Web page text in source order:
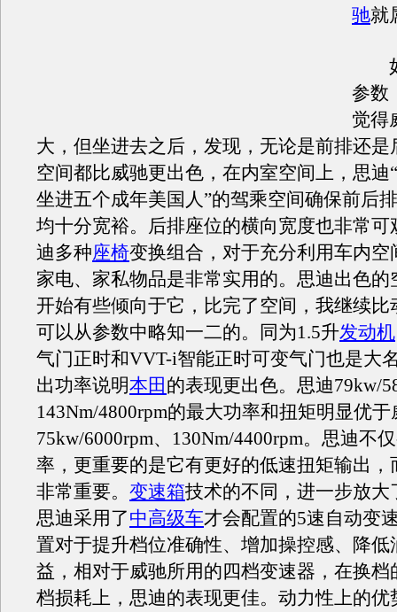
驰就
如
参数
觉得
大，但坐进去之后，发现，无论是前排还是
空间都比威驰更出色，在内室空间上，思迪
坐进五个成年美国人”的驾乘空间确保前后
均十分宽裕。后排座位的横向宽度也非常可
迪多种座椅变换组合，对于充分利用车内空
家电、家私物品是非常实用的。思迪出色的
开始有些倾向于它，比完了空间，我继续比
可以从参数中略知一二的。同为1.5升发动机
气门正时和VVT-i智能正时可变气门也是大
出功率说明本田 的表现更出色。思迪79kw/
143Nm/4800rpm的最大功率和扭矩明显优于
75kw/6000rpm、130Nm/4400rpm。思迪不
率，更重要的是它有更好的低速扭矩输出，
非常重要。 变速箱技术的不同，进一步放大
思迪采用了中高级车才会配置的5速自动变
置对于提升档位准确性、增加操控感、降低
益，相对于威驰所用的四档变速器，在换档
档损耗上，思迪的表现更佳。动力性上的优